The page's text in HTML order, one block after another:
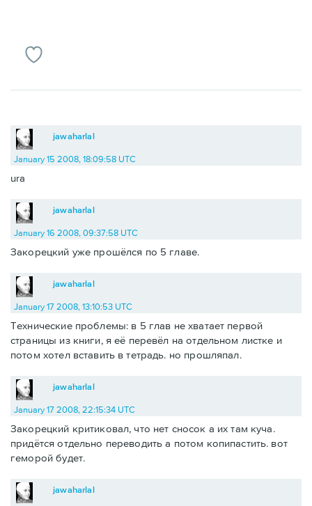
jawaharlal
January 15 2008, 18:09:58 UTC
ura
jawaharlal
January 16 2008, 09:37:58 UTC
Закорецкий уже прошёлся по 5 главе.
jawaharlal
January 17 2008, 13:10:53 UTC
Технические проблемы: в 5 глав не хватает первой
страницы из книги, я её перевёл на отдельном листке и
потом хотел вставить в тетрадь. но прошляпал.
jawaharlal
January 17 2008, 22:15:34 UTC
Закорецкий критиковал, что нет сносок а их там куча.
придётся отдельно переводить а потом копипастить. вот
геморой будет.
jawaharlal